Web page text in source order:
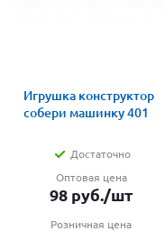
Игрушка конструктор
собери машинку 401
Достаточно
Оптовая цена
98 руб./шт
Розничная цена